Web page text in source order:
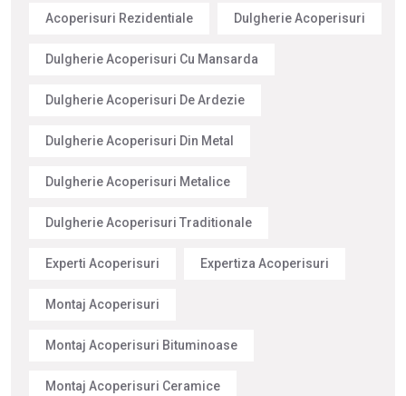
Acoperisuri Rezidentiale Dulgherie Acoperisuri
Dulgherie Acoperisuri Cu Mansarda
Dulgherie Acoperisuri De Ardezie
Dulgherie Acoperisuri Din Metal
Dulgherie Acoperisuri Metalice
Dulgherie Acoperisuri Traditionale
Experti Acoperisuri Expertiza Acoperisuri
Montaj Acoperisuri
Montaj Acoperisuri Bituminoase
Montaj Acoperisuri Ceramice